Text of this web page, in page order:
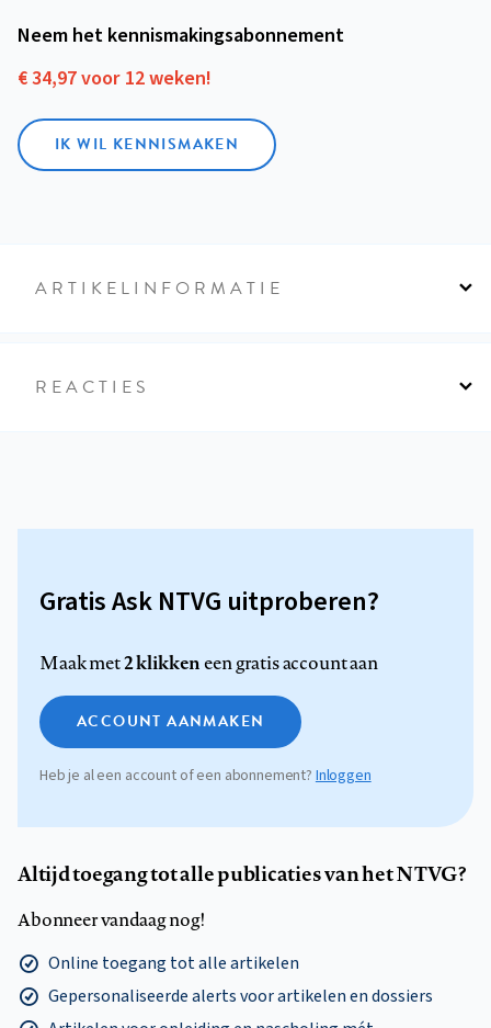
Neem het kennismakings­abonnement
€ 34,97 voor 12 weken!
IK WIL KENNISMAKEN
ARTIKELINFORMATIE
REACTIES
Gratis Ask NTVG uitproberen?
Maak met2 klikkeneen gratis account aan
ACCOUNT AANMAKEN
Heb je al een account of een abonnement?Inloggen
Altijd toegang tot alle publicaties van het NTVG?
Abonneer vandaag nog!
Online toegang tot alle artikelen
Gepersonaliseerde alerts voor artikelen en dossiers